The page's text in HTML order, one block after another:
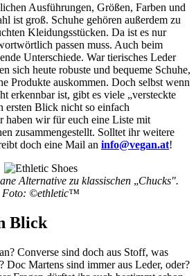
Ausführungen, Größen, Farben und
ist groß. Schuhe gehören außerdem zu
Kleidungsstücken. Da ist es nur
passen muss. Auch beim
Unterschiede. War tierisches Leder
sich heute robuste und bequeme Schuhe,
Produkte auskommen. Doch selbst wenn
erkennbar ist, gibt es viele „versteckte
ersten Blick nicht so einfach
haben wir für euch eine Liste mit
zusammengestellt. Solltet ihr weitere
doch eine Mail an info@vegan.at!
Alternative zu klassischen „Chucks".
Foto: ©ethletic™
Blick
Converse sind doch aus Stoff, was
Doc Martens sind immer aus Leder, oder?